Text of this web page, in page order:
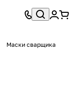
Маски сварщика